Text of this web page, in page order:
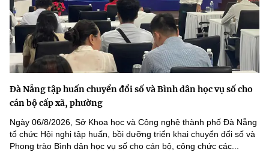
Đà Nẵng tập huấn chuyển đổi số và Bình dân học vụ số cho
cán bộ cấp xã, phường
Ngày 06/8/2026, Sở Khoa học và Công nghệ thành phố Đà Nẵng
tổ chức Hội nghị tập huấn, bồi dưỡng triển khai chuyển đổi số và
Phong trào Bình dân học vụ số cho cán bộ, công chức các...